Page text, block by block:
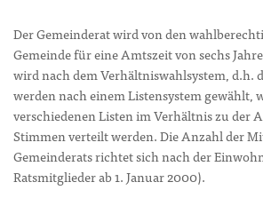
Der Gemeinderat wird von den
Gemeinde für eine Amtszeit von sechs
wird nach dem Verhältniswahlsystem, d.h.
werden nach einem Listensystem gewählt,
verschiedenen Listen im Verhältnis zu der
Stimmen verteilt werden. Die Anzahl der
Gemeinderats richtet sich nach der
Ratsmitglieder ab 1. Januar 2000).